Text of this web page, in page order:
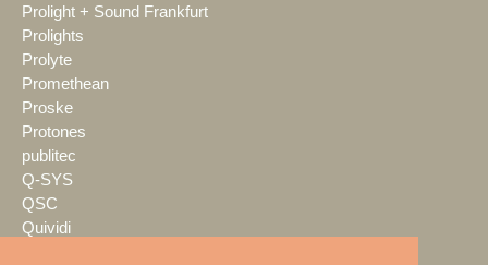
Prolight + Sound Frankfurt
Prolights
Prolyte
Promethean
Proske
Protones
publitec
Q-SYS
QSC
Quividi